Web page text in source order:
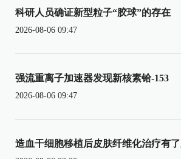
科研人员确证新型粒子“胶球”的存在
2026-08-06 09:47
强流重离子加速器发现新核素铪-153
2026-08-06 09:47
造血干细胞移植后皮肤纤维化治疗有